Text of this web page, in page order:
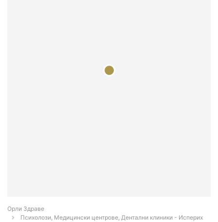
Орли Здраве
Психолози, Медицински центрове, Дентални клиники - Исперих